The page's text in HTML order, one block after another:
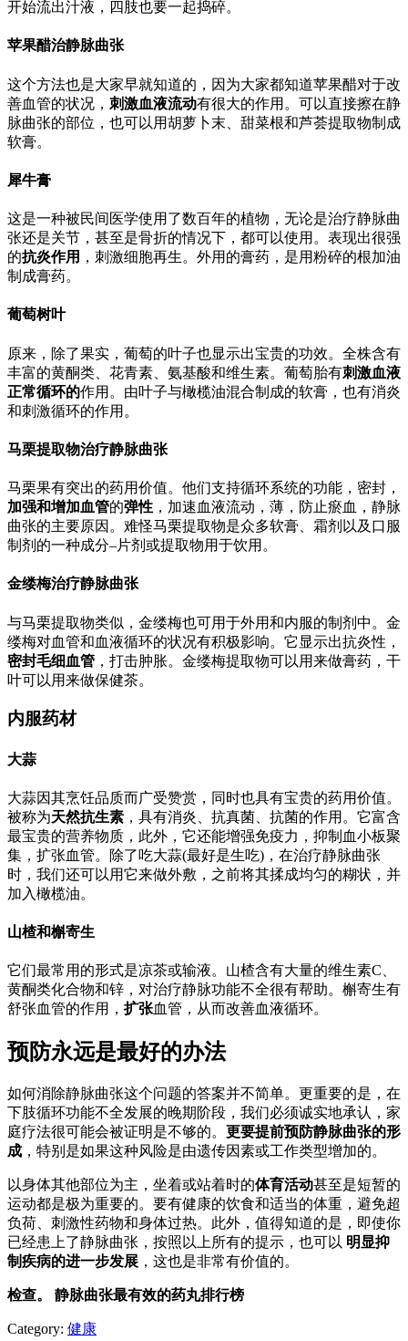
开始流出汁液，四肢也要一起捣碎。
苹果醋治静脉曲张
这个方法也是大家早就知道的，因为大家都知道苹果醋对于改
善血管的状况， 刺激血液流动有很大的作用。可以直接擦在静
脉曲张的部位，也可以用胡萝卜末、甜菜根和芦荟提取物制成
软膏。
犀牛膏
这是一种被民间医学使用了数百年的植物，无论是治疗静脉曲
张还是关节，甚至是骨折的情况下，都可以使用。表现出很强
的抗炎作用 ，刺激细胞再生。外用的膏药，是用粉碎的根加油
制成膏药。
葡萄树叶
原来，除了果实，葡萄的叶子也显示出宝贵的功效。全株含有
丰富的黄酮类、花青素、氨基酸和维生素。葡萄胎有刺激血液
正常循环的作用。由叶子与橄榄油混合制成的软膏，也有消炎
和刺激循环的作用。
马栗提取物治疗静脉曲张
马栗果有突出的药用价值。他们支持循环系统的功能，密封，
加强和增加血管的弹性 ，加速血液流动，薄，防止瘀血，静脉
曲张的主要原因。难怪马栗提取物是众多软膏、霜剂以及口服
制剂的一种成分–片剂或提取物用于饮用。
金缕梅治疗静脉曲张
与马栗提取物类似，金缕梅也可用于外用和内服的制剂中。金
缕梅对血管和血液循环的状况有积极影响。它显示出抗炎性，
密封毛细血管 ，打击肿胀。金缕梅提取物可以用来做膏药，干
叶可以用来做保健茶。
内服药材
大蒜
大蒜因其烹饪品质而广受赞赏，同时也具有宝贵的药用价值。
被称为天然抗生素 ，具有消炎、抗真菌、抗菌的作用。它富含
最宝贵的营养物质，此外，它还能增强免疫力，抑制血小板聚
集，扩张血管。除了吃大蒜(最好是生吃)，在治疗静脉曲张
时，我们还可以用它来做外敷，之前将其揉成均匀的糊状，并
加入橄榄油。
山楂和槲寄生
它们最常用的形式是凉茶或输液。山楂含有大量的维生素C、
黄酮类化合物和锌，对治疗静脉功能不全很有帮助。槲寄生有
舒张血管的作用， 扩张血管，从而改善血液循环。
预防永远是最好的办法
如何消除静脉曲张这个问题的答案并不简单。更重要的是，在
下肢循环功能不全发展的晚期阶段，我们必须诚实地承认，家
庭疗法很可能会被证明是不够的。 更要提前预防静脉曲张的形
成 ，特别是如果这种风险是由遗传因素或工作类型增加的。
以身体其他部位为主，坐着或站着时的体育活动甚至是短暂的
运动都是极为重要的。要有健康的饮食和适当的体重，避免超
负荷、刺激性药物和身体过热。此外，值得知道的是，即使你
已经患上了静脉曲张，按照以上所有的提示，也可以 明显抑
制疾病的进一步发展 ，这也是非常有价值的。
检查。 静脉曲张最有效的药丸排行榜
Category: 健康